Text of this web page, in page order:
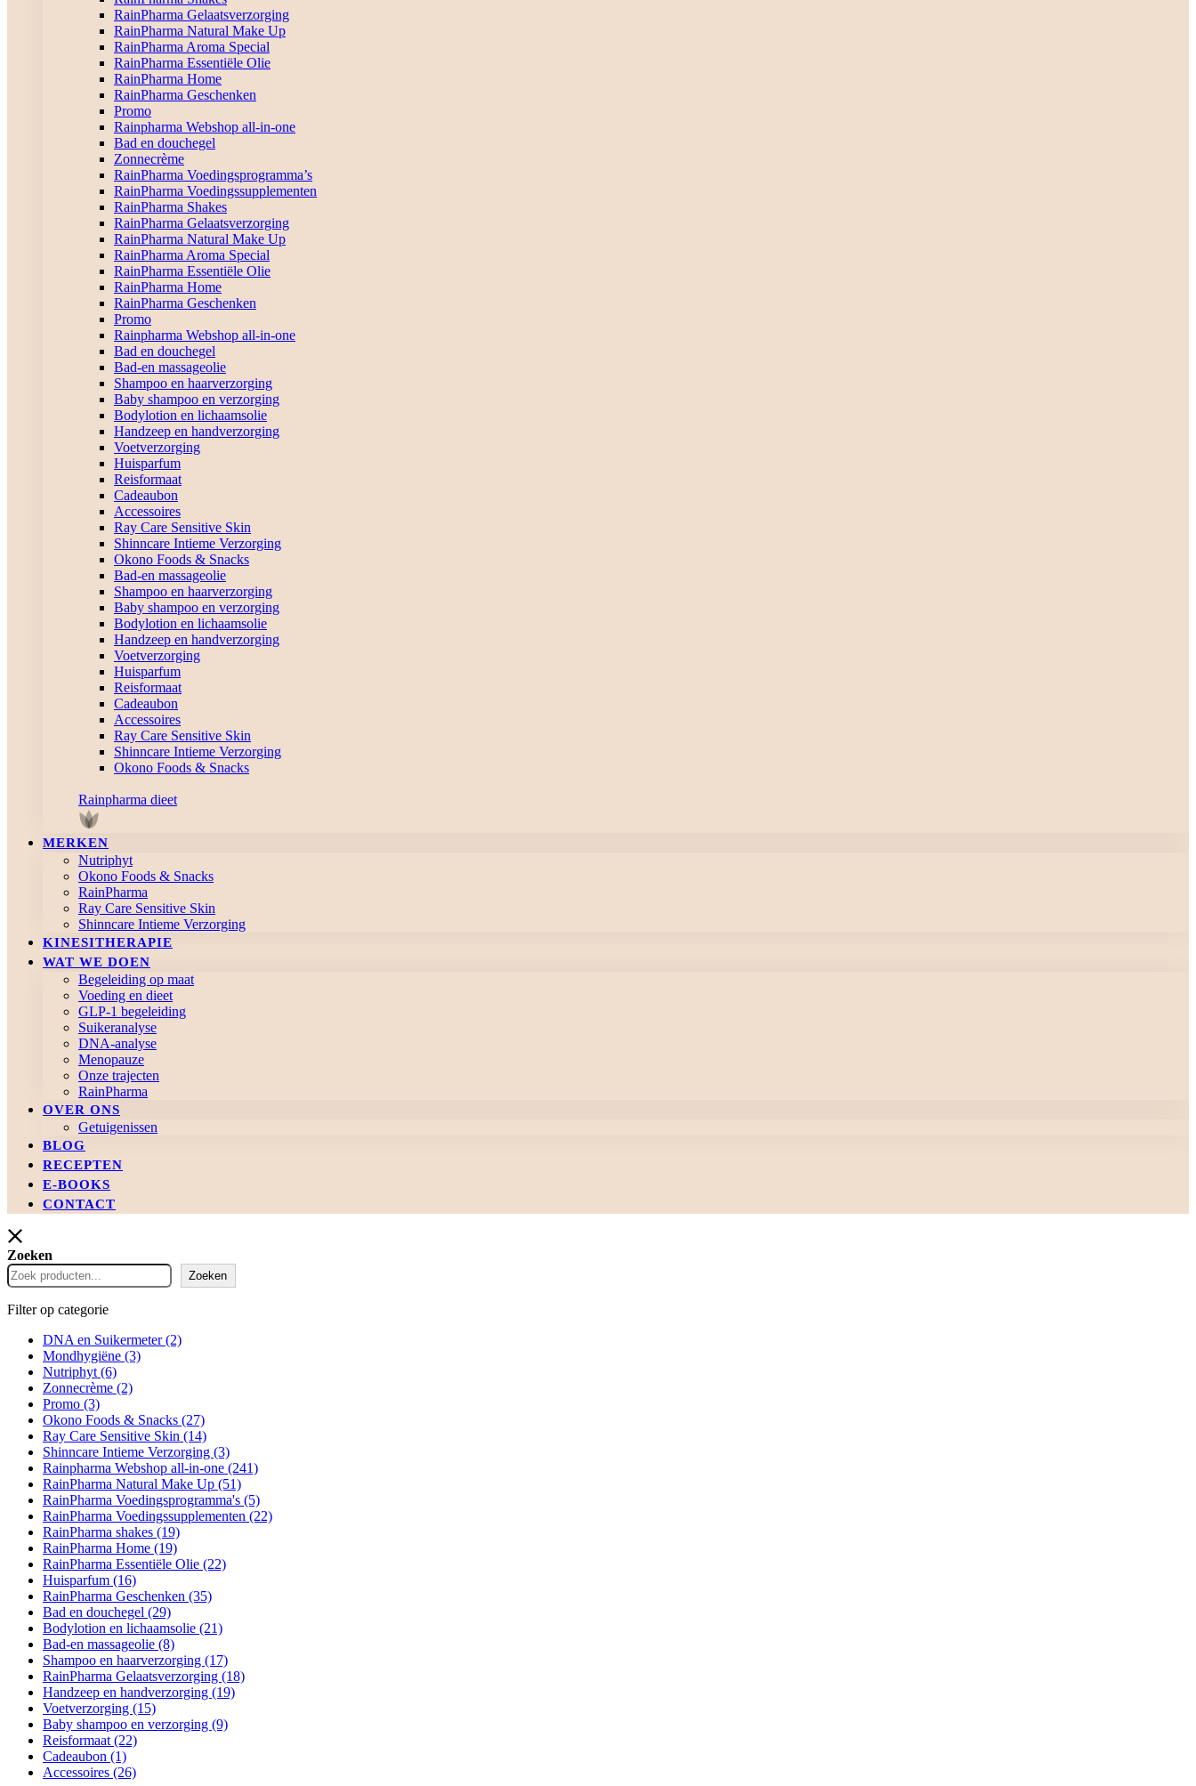
RainPharma Gelaatsverzorging
RainPharma Natural Make Up
RainPharma Aroma Special
RainPharma Essentiële Olie
RainPharma Home
RainPharma Geschenken
Promo
Rainpharma Webshop all-in-one
Bad en douchegel
Zonnecrème
RainPharma Voedingsprogramma’s
RainPharma Voedingssupplementen
RainPharma Shakes
RainPharma Gelaatsverzorging
RainPharma Natural Make Up
RainPharma Aroma Special
RainPharma Essentiële Olie
RainPharma Home
RainPharma Geschenken
Promo
Rainpharma Webshop all-in-one
Bad en douchegel
Bad-en massageolie
Shampoo en haarverzorging
Baby shampoo en verzorging
Bodylotion en lichaamsolie
Handzeep en handverzorging
Voetverzorging
Huisparfum
Reisformaat
Cadeaubon
Accessoires
Ray Care Sensitive Skin
Shinncare Intieme Verzorging
Okono Foods & Snacks
Bad-en massageolie
Shampoo en haarverzorging
Baby shampoo en verzorging
Bodylotion en lichaamsolie
Handzeep en handverzorging
Voetverzorging
Huisparfum
Reisformaat
Cadeaubon
Accessoires
Ray Care Sensitive Skin
Shinncare Intieme Verzorging
Okono Foods & Snacks
Rainpharma dieet
MERKEN
Nutriphyt
Okono Foods & Snacks
RainPharma
Ray Care Sensitive Skin
Shinncare Intieme Verzorging
KINESITHERAPIE
WAT WE DOEN
Begeleiding op maat
Voeding en dieet
GLP-1 begeleiding
Suikeranalyse
DNA-analyse
Menopauze
Onze trajecten
RainPharma
OVER ONS
Getuigenissen
BLOG
RECEPTEN
E-BOOKS
CONTACT
Zoeken
Zoeken
Filter op categorie
DNA en Suikermeter(2)
Mondhygiëne (3)
Nutriphyt (6)
Zonnecrème (2)
Promo (3)
Okono Foods & Snacks (27)
Ray Care Sensitive Skin (14)
Shinncare Intieme Verzorging (3)
Rainpharma Webshop all-in-one (241)
RainPharma Natural Make Up (51)
RainPharma Voedingsprogramma's (5)
RainPharma Voedingssupplementen (22)
RainPharma shakes (19)
RainPharma Home (19)
RainPharma Essentiële Olie (22)
Huisparfum (16)
RainPharma Geschenken (35)
Bad en douchegel (29)
Bodylotion en lichaamsolie (21)
Bad-en massageolie (8)
Shampoo en haarverzorging (17)
RainPharma Gelaatsverzorging (18)
Handzeep en handverzorging (19)
Voetverzorging (15)
Baby shampoo en verzorging (9)
Reisformaat (22)
Cadeaubon (1)
Accessoires (26)